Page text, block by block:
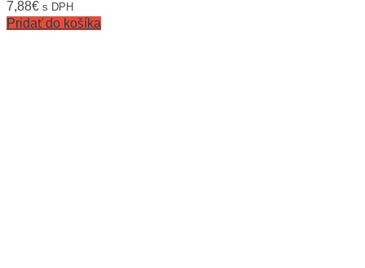
7,88€ s DPH
Pridať do košíka